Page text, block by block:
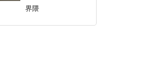
界隈